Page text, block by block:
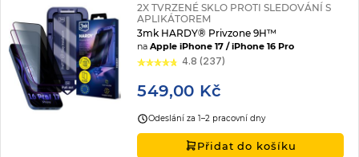
2X TVRZENÉ SKLO PROTI SLEDOVÁNÍ S
APLIKÁTOREM
3mk HARDY® Privzone 9H™
naApple iPhone 17 / iPhone 16 Pro
4.8 (237)
549,00 Kč
Odeslání za 1–2 pracovní dny
Přidat do košíku